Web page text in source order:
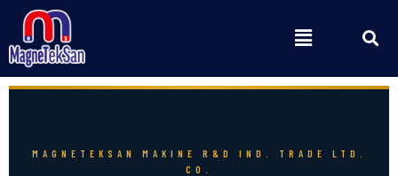
Μετάβαση
περιεχόμενο
Menu
MAGNETEKSAN MAKINE R&D IND. TRADE LTD.
CO.